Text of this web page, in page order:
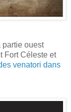
partie ouest
Fort Céleste et
venatori dans